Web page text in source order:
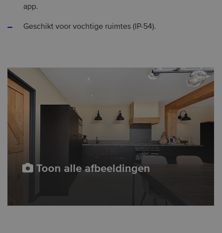
app.
Geschikt voor vochtige ruimtes (IP-54).
Toon alle afbeeldingen